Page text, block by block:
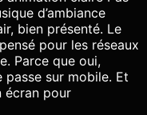
d’ambiance
bien présenté. Le
pour les réseaux
Parce que oui,
passe sur mobile. Et
écran pour